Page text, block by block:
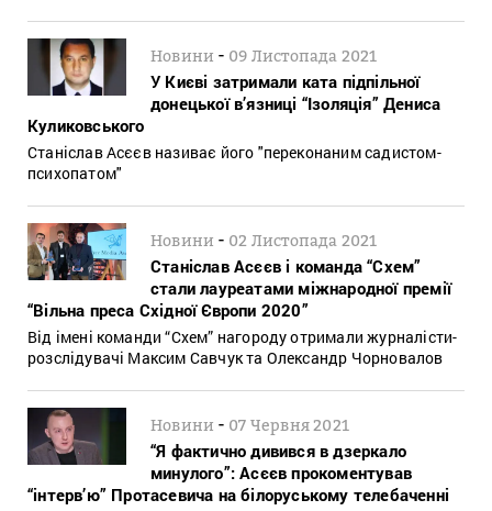
Новини - 09 Листопада 2021
У Києві затримали ката підпільної
донецької в’язниці “Ізоляція” Дениса
Куликовського
Станіслав Асєєв називає його "переконаним садистом-
психопатом"
Новини - 02 Листопада 2021
Станіслав Асєєв і команда “Схем”
стали лауреатами міжнародної премії
“Вільна преса Східної Європи 2020”
Від імені команди “Схем” нагороду отримали журналісти-
розслідувачі Максим Савчук та Олександр Чорновалов
Новини - 07 Червня 2021
“Я фактично дивився в дзеркало
минулого”: Асєєв прокоментував
“інтерв’ю” Протасевича на білоруському телебаченні